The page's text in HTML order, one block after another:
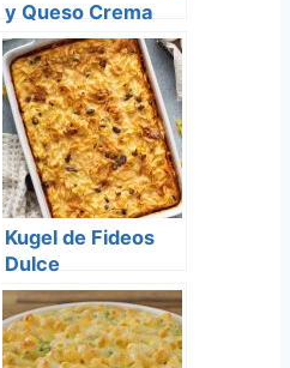
y Queso Crema
Kugel de Fideos
Dulce